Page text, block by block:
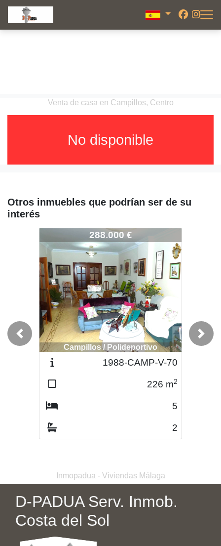
Venta de casa en Campillos, Centro
No disponible
Otros inmuebles que podrían ser de su
interés
2466-CAMP-V-113
288.000 €
Campillos / Polideportivo
1988-CAMP-V-70
226 m2
5
2
Previous Next
Inmopadua - Viviendas Málaga
D-PADUA Serv. Inmob.
Costa del Sol